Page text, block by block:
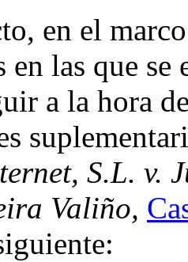
en el
en las que
a la hora
S.L. v.
Valiño,